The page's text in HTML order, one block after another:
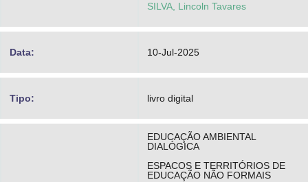
SILVA, Lincoln Tavares
Data: 10-Jul-2025
Tipo: livro digital
EDUCAÇÃO AMBIENTAL
DIALÓGICA
ESPACOS E TERRITÓRIOS DE
EDUCAÇÃO NÃO FORMAIS